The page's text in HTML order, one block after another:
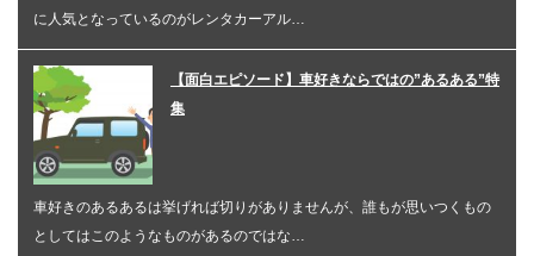
に人気となっているのがレンタカーアル…
【面白エピソード】車好きならではの”あるある”特
集
車好きのあるあるは挙げれば切りがありませんが、誰もが思いつくもの
としてはこのようなものがあるのではな…